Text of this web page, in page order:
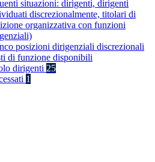
situazioni: dirigenti, dirigenti
discrezionalmente, titolari di
organizzativa con funzioni
posizioni dirigenziali discrezionali
di funzione disponibili
dirigenti 25
1